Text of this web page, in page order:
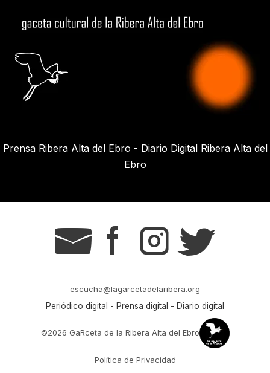
Prensa Ribera Alta del Ebro - Diario Digital Ribera Alta del
Ebro
g s t r
escucha@lagarcetadelaribera.org
Periódico digital - Prensa digital - Diario digital
©2026 GaRceta de la Ribera Alta del Ebro
Política de Privacidad